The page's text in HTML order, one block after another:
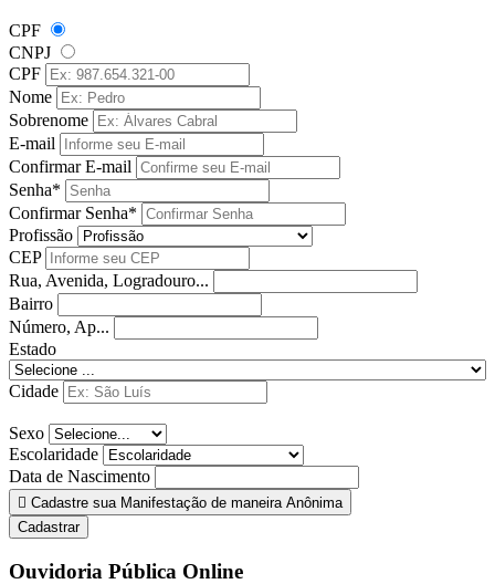
CPF
CNPJ
CPF
Nome
Sobrenome
E-mail
Confirmar E-mail
Senha*
Confirmar Senha*
Profissão
CEP
Rua, Avenida, Logradouro...
Bairro
Número, Ap...
Estado
Cidade
Sexo
Escolaridade
Data de Nascimento
Cadastre sua Manifestação de maneira Anônima
Cadastrar
Ouvidoria Pública Online